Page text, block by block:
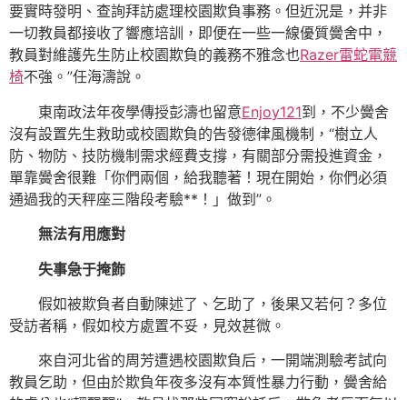
要實時發明、查詢拜訪處理校園欺負事務。但近況是，并非
一切教員都接收了響應培訓，即便在一些一線優質黌舍中，
教員對維護先生防止校園欺負的義務不雅念也Razer雷蛇電競
椅不強。”任海濤說。
東南政法年夜學傳授彭濤也留意Enjoy121到，不少黌舍
沒有設置先生救助或校園欺負的告發德律風機制，“樹立人
防、物防、技防機制需求經費支撐，有關部分需投進資金，
單靠黌舍很難「你們兩個，給我聽著！現在開始，你們必須
通過我的天秤座三階段考驗**！」做到”。
無法有用應對
失事急于掩飾
假如被欺負者自動陳述了、乞助了，後果又若何？多位
受訪者稱，假如校方處置不妥，見效甚微。
來自河北省的周芳遭遇校園欺負后，一開端測驗考試向
教員乞助，但由於欺負年夜多沒有本質性暴力行動，黌舍給